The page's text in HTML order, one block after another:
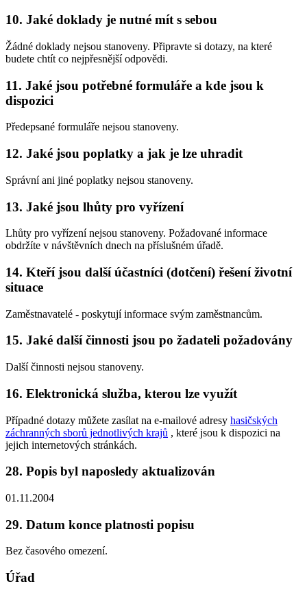
10. Jaké doklady je nutné mít s sebou
Žádné doklady nejsou stanoveny. Připravte si dotazy, na které
budete chtít co nejpřesnější odpovědi.
11. Jaké jsou potřebné formuláře a kde jsou k
dispozici
Předepsané formuláře nejsou stanoveny.
12. Jaké jsou poplatky a jak je lze uhradit
Správní ani jiné poplatky nejsou stanoveny.
13. Jaké jsou lhůty pro vyřízení
Lhůty pro vyřízení nejsou stanoveny. Požadované informace
obdržíte v návštěvních dnech na příslušném úřadě.
14. Kteří jsou další účastníci (dotčení) řešení životní
situace
Zaměstnavatelé - poskytují informace svým zaměstnancům.
15. Jaké další činnosti jsou po žadateli požadovány
Další činnosti nejsou stanoveny.
16. Elektronická služba, kterou lze využít
Případné dotazy můžete zasílat na e-mailové adresy hasičských
záchranných sborů jednotlivých krajů , které jsou k dispozici na
jejich internetových stránkách.
28. Popis byl naposledy aktualizován
01.11.2004
29. Datum konce platnosti popisu
Bez časového omezení.
Úřad